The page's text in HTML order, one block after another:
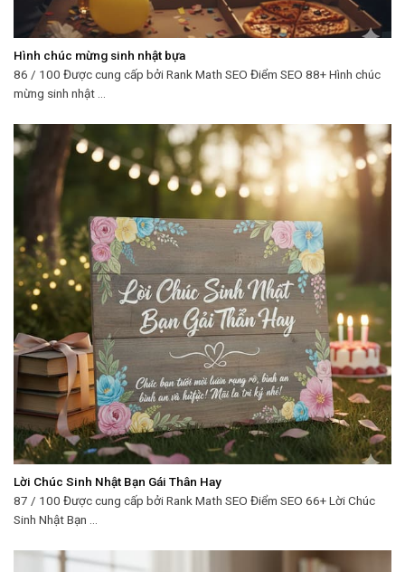
Hình chúc mừng sinh nhật bựa
86 / 100 Được cung cấp bởi Rank Math SEO Điểm SEO 88+ Hình chúc
mừng sinh nhật ...
Lời Chúc Sinh Nhật Bạn Gái Thân Hay
87 / 100 Được cung cấp bởi Rank Math SEO Điểm SEO 66+ Lời Chúc
Sinh Nhật Bạn ...